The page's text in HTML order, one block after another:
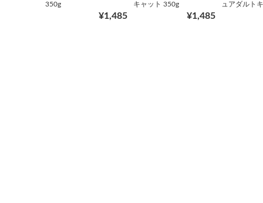
350g
¥1,485
キャット 350g
¥1,485
ュアダルト